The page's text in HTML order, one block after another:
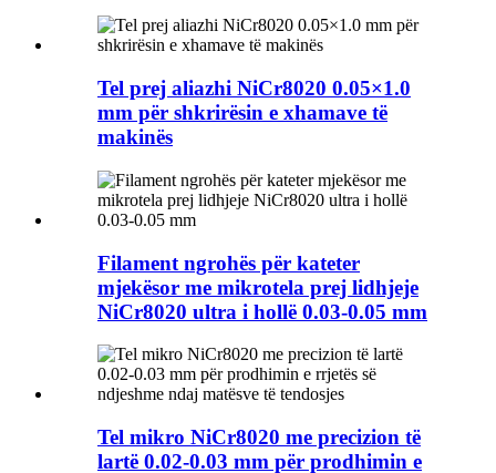
Tel prej aliazhi NiCr8020 0.05×1.0
mm për shkrirësin e xhamave të
makinës
Filament ngrohës për kateter
mjekësor me mikrotela prej lidhjeje
NiCr8020 ultra i hollë 0.03-0.05 mm
Tel mikro NiCr8020 me precizion të
lartë 0.02-0.03 mm për prodhimin e